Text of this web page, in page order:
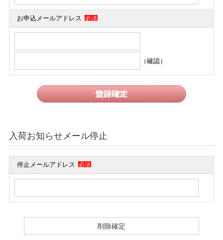
お申込メールアドレス 必須
（確認）
入荷お知らせメール停止
停止メールアドレス 必須